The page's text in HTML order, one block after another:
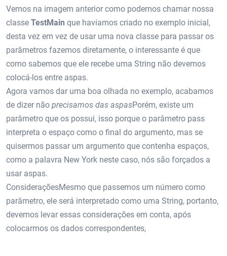
Vemos na imagem anterior como podemos chamar nossa
classe TestMain que havíamos criado no exemplo inicial,
desta vez em vez de usar uma nova classe para passar os
parâmetros fazemos diretamente, o interessante é que
como sabemos que ele recebe uma String não devemos
colocá-los entre aspas.
Agora vamos dar uma boa olhada no exemplo, acabamos
de dizer não precisamos das aspasPorém, existe um
parâmetro que os possui, isso porque o parâmetro pass
interpreta o espaço como o final do argumento, mas se
quisermos passar um argumento que contenha espaços,
como a palavra New York neste caso, nós são forçados a
usar aspas.
ConsideraçõesMesmo que passemos um número como
parâmetro, ele será interpretado como uma String, portanto,
devemos levar essas considerações em conta, após
colocarmos os dados correspondentes,